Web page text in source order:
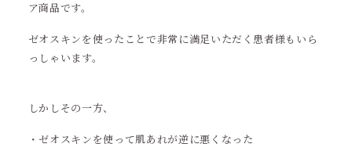
ア商品です。
ゼオスキンを使ったことで非常に満足いただく患者様もいら
っしゃいます。
しかしその一方、
・ゼオスキンを使って肌あれが逆に悪くなった